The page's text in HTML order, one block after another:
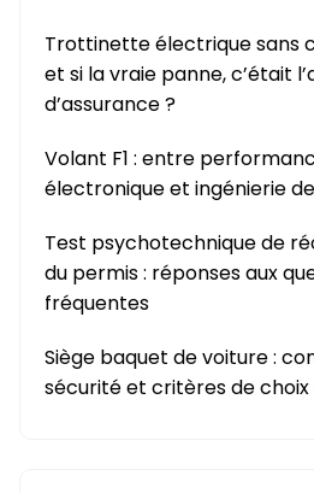
Trottinette électrique sans
et si la vraie panne, c’était
d’assurance ?
Volant F1 : entre
électronique et ingénierie
Test psychotechnique de
du permis : réponses aux
fréquentes
Siège baquet de voiture :
sécurité et critères de choix